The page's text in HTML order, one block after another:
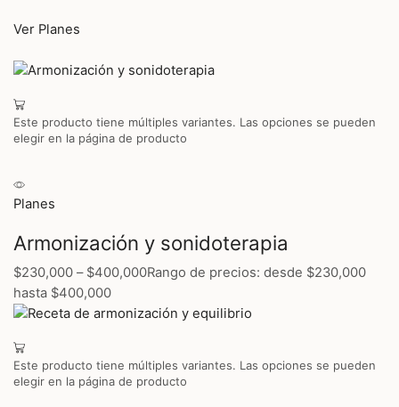
Ver Planes
Este producto tiene múltiples variantes. Las opciones se pueden
elegir en la página de producto
Planes
Armonización y sonidoterapia
$230,000 – $400,000Rango de precios: desde $230,000
hasta $400,000
Este producto tiene múltiples variantes. Las opciones se pueden
elegir en la página de producto